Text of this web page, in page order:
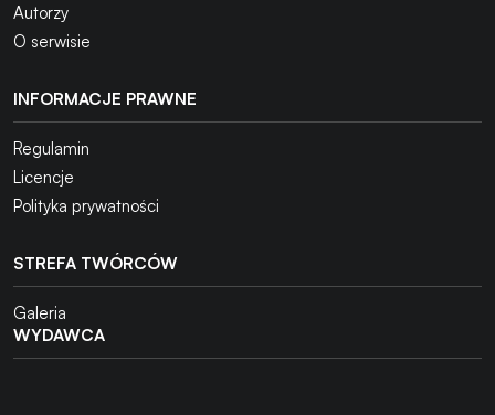
Autorzy
O serwisie
INFORMACJE PRAWNE
Regulamin
Licencje
Polityka prywatności
STREFA TWÓRCÓW
Galeria
WYDAWCA